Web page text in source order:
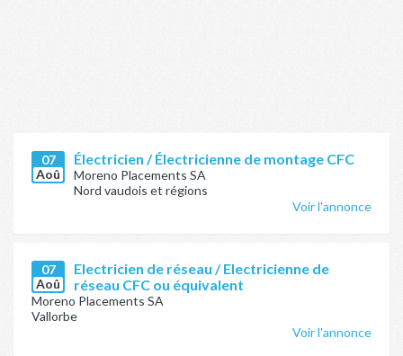
07
Aoû
Électricien / Électricienne de montage CFC
Moreno Placements SA
Nord vaudois et régions
Voir l'annonce
07
Aoû
Electricien de réseau / Electricienne de
réseau CFC ou équivalent
Moreno Placements SA
Vallorbe
Voir l'annonce